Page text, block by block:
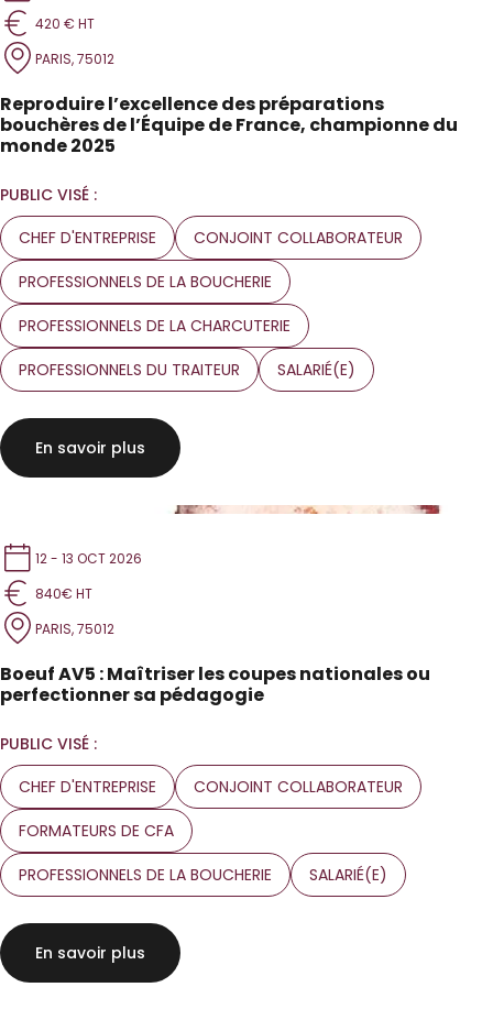
420 € HT
PARIS, 75012
Reproduire l’excellence des préparations
bouchères de l’Équipe de France, championne du
monde 2025
PUBLIC VISÉ :
CHEF D'ENTREPRISE
CONJOINT COLLABORATEUR
PROFESSIONNELS DE LA BOUCHERIE
PROFESSIONNELS DE LA CHARCUTERIE
PROFESSIONNELS DU TRAITEUR
SALARIÉ(E)
En savoir plus
12 - 13 OCT 2026
840€ HT
PARIS, 75012
Boeuf AV5 : Maîtriser les coupes nationales ou
perfectionner sa pédagogie
PUBLIC VISÉ :
CHEF D'ENTREPRISE
CONJOINT COLLABORATEUR
FORMATEURS DE CFA
PROFESSIONNELS DE LA BOUCHERIE
SALARIÉ(E)
En savoir plus